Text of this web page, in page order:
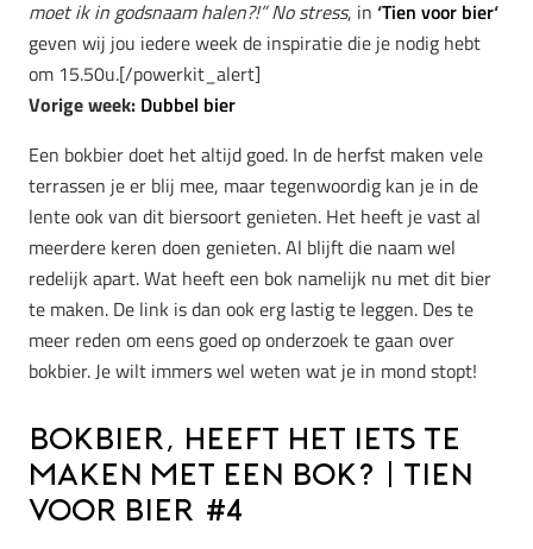
moet ik in godsnaam halen?!” No stress, in ‘Tien voor bier‘
geven wij jou iedere week de inspiratie die je nodig hebt
om 15.50u.[/powerkit_alert]
Vorige week: Dubbel bier
Een bokbier doet het altijd goed. In de herfst maken vele
terrassen je er blij mee, maar tegenwoordig kan je in de
lente ook van dit biersoort genieten. Het heeft je vast al
meerdere keren doen genieten. Al blijft die naam wel
redelijk apart. Wat heeft een bok namelijk nu met dit bier
te maken. De link is dan ook erg lastig te leggen. Des te
meer reden om eens goed op onderzoek te gaan over
bokbier. Je wilt immers wel weten wat je in mond stopt!
Bokbier, heeft het iets te
maken met een bok? | Tien
voor bier #4